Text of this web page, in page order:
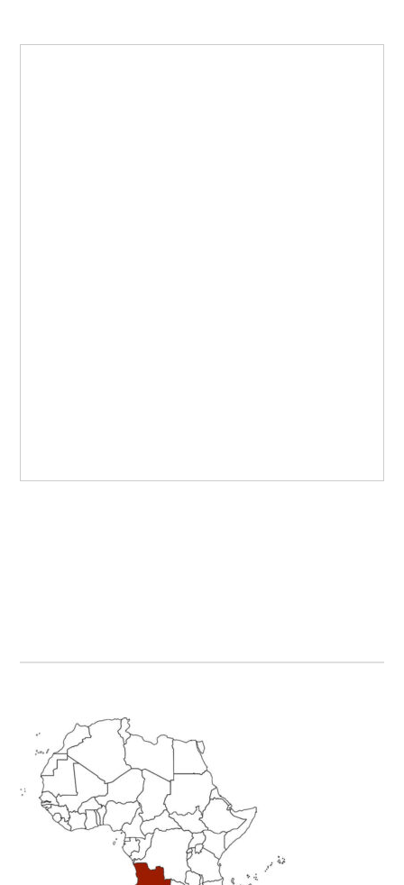
Primary
Sidebar